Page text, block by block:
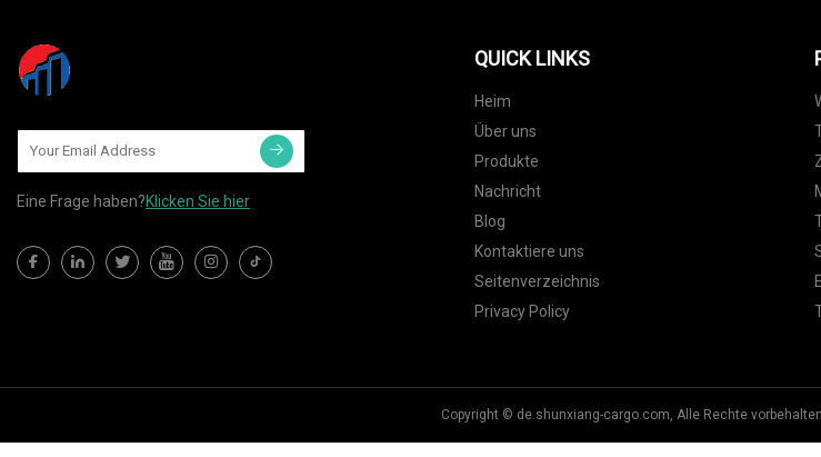
Eine Frage haben?Klicken Sie hier
QUICK LINKS
Heim
Über uns
Produkte
Nachricht
Blog
Kontaktiere uns
Seitenverzeichnis
Privacy Policy
Copyright © de.shunxiang-cargo.com, Alle Rechte